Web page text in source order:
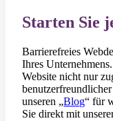
Starten Sie
Barrierefreies
Ihres
Website nicht nur
unseren „Blog“ für
Sie direkt mit